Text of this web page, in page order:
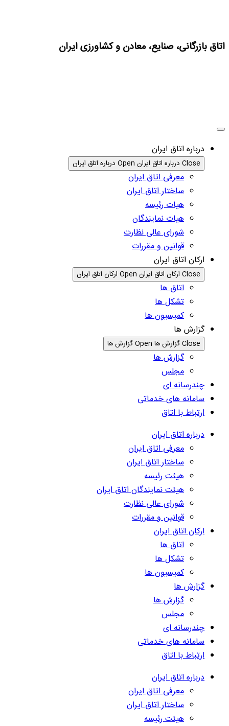
اتاق بازرگانی، صنایع، معادن و کشاورزی ایران
درباره اتاق ایران
Close درباره اتاق ایران Open درباره اتاق ایران
معرفی اتاق ایران
ساختار اتاق ایران
هیات رئیسه
هیات نمایندگان
شورای عالی نظارت
قوانین و مقررات
ارکان اتاق ایران
Close ارکان اتاق ایران Open ارکان اتاق ایران
اتاق ها
تشکل ها
کمیسیون ها
گزارش ها
Close گزارش ها Open گزارش ها
گزارش ها
مجلس
چندرسانه ای
سامانه های خدماتی
ارتباط با اتاق
درباره اتاق ایران
معرفی اتاق ایران
ساختار اتاق ایران
هیئت رئیسه
هیئت نمایندگان اتاق ایران
شورای عالی نظارت
قوانین و مقررات
ارکان اتاق ایران
اتاق ها
تشکل ها
کمیسیون ها
گزارش ها
گزارش ها
مجلس
چندرسانه ای
سامانه های خدماتی
ارتباط با اتاق
درباره اتاق ایران
معرفی اتاق ایران
ساختار اتاق ایران
هیئت رئیسه